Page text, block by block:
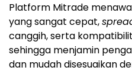
Platform Mitrade
yang sangat cepat,
canggih, serta
sehingga menjamin
dan mudah disesuaikan